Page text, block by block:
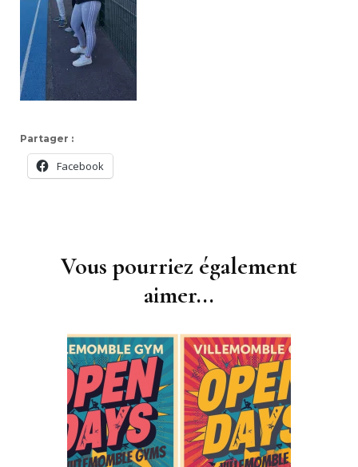
Partager :
Facebook
Vous pourriez également
aimer...